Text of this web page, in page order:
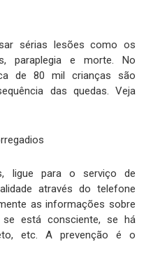
sérias lesões como os
paraplegia e morte. No
de 80 mil crianças são
das quedas. Veja
ligue para o serviço de
através do telefone
as informações sobre
está consciente, se há
etc. A prevenção é o